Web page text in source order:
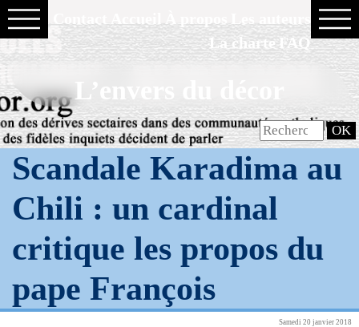
La charte FAQ
L’envers du décor
Scandale Karadima au
Chili : un cardinal
critique les propos du
pape François
Samedi 20 janvier 2018